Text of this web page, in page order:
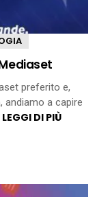
preferito e,
andiamo a capire
LEGGI DI PIÙ